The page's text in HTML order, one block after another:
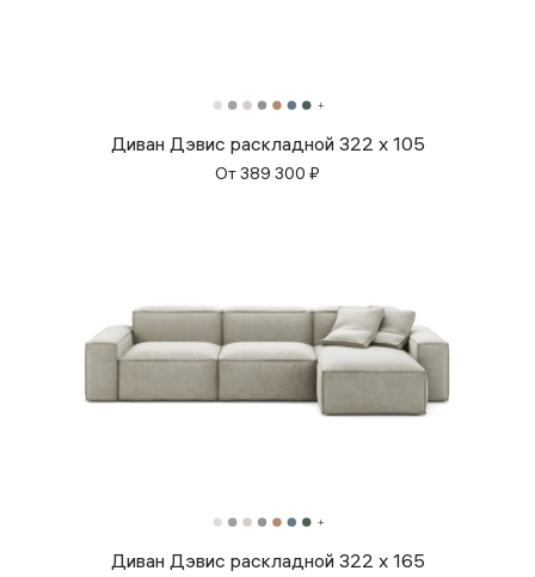
Диван Дэвис раскладной 322 x 105
От389 300 ₽
Диван Дэвис раскладной 322 x 165